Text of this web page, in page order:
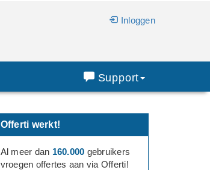
Inloggen
Support
Offerti werkt!
Al meer dan 160.000 gebruikers
vroegen offertes aan via Offerti!